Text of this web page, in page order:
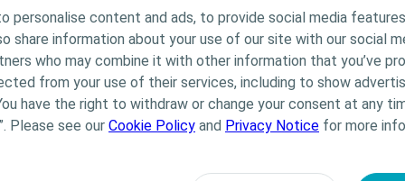
personalise content and ads, to provide social media
share information about your use of our site with our social
who may combine it with other information that you’ve
from your use of their services, including to show
have the right to withdraw or change your consent at any
Please see our Cookie Policy and Privacy Notice for more
se exclusivamente a Profissionais de Saúde. O
e educacionais, podendo não ser apropriado para
não fornece aconselhamento médico. A
cabe ao profissional de saúde. Para informações
apresentados, incluindo instruções de utilização,
do produto antes da sua utilização.